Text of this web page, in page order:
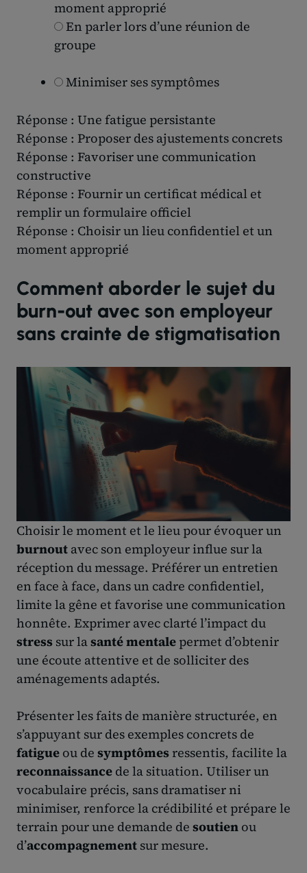
moment approprié
En parler lors d’une réunion de
groupe
Minimiser ses symptômes
Réponse : Une fatigue persistante
Réponse : Proposer des ajustements concrets
Réponse : Favoriser une communication
constructive
Réponse : Fournir un certificat médical et
remplir un formulaire officiel
Réponse : Choisir un lieu confidentiel et un
moment approprié
Comment aborder le sujet du
burn-out avec son employeur
sans crainte de stigmatisation
Choisir le moment et le lieu pour évoquer un
burnout avec son employeur influe sur la
réception du message. Préférer un entretien
en face à face, dans un cadre confidentiel,
limite la gêne et favorise une communication
honnête. Exprimer avec clarté l’impact du
stress sur lasanté mentale permet d’obtenir
une écoute attentive et de solliciter des
aménagements adaptés.
Présenter les faits de manière structurée, en
s’appuyant sur des exemples concrets de
fatigue ou de symptômesressentis, facilite la
reconnaissance de la situation. Utiliser un
vocabulaire précis, sans dramatiser ni
minimiser, renforce la crédibilité et prépare le
terrain pour une demande de soutien ou
d’accompagnement sur mesure.